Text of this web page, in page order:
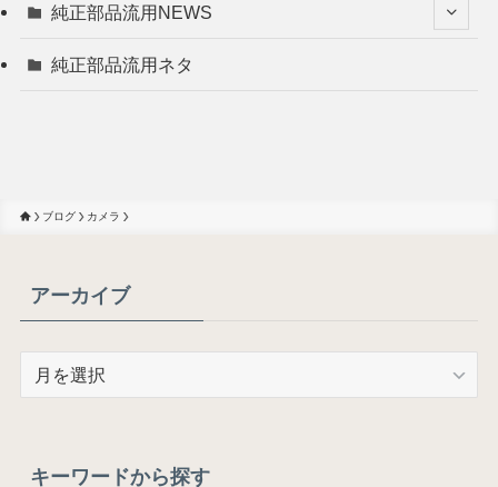
純正部品流用NEWS
純正部品流用ネタ
ブログ カメラ
アーカイブ
ブキーワードから探す